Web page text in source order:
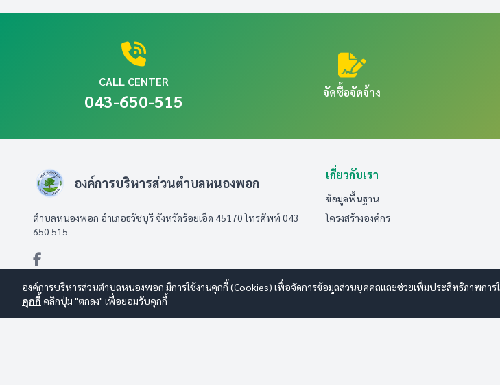
CALL CENTER
043-650-515 จัดซื้อจัดจ้าง
องค์การบริหารส่วนตำบลหนองพอก
ตำบลหนองพอก อำเภอธวัชบุรี จังหวัดร้อยเอ็ด 45170 โทรศัพท์ 043
650 515
เกี่ยวกับเรา
ข้อมูลพื้นฐาน
โครงสร้างองค์กร
องค์การบริหารส่วนตำบลหนองพอก มีการใช้งานคุกกี้ (Cookies) เพื่อจัดการข้อมูลส่วนบุคคลและช่วยเพิ่มประสิทธิภาพการ
คุกกี้ คลิกปุ่ม "ตกลง" เพื่อยอมรับคุกกี้